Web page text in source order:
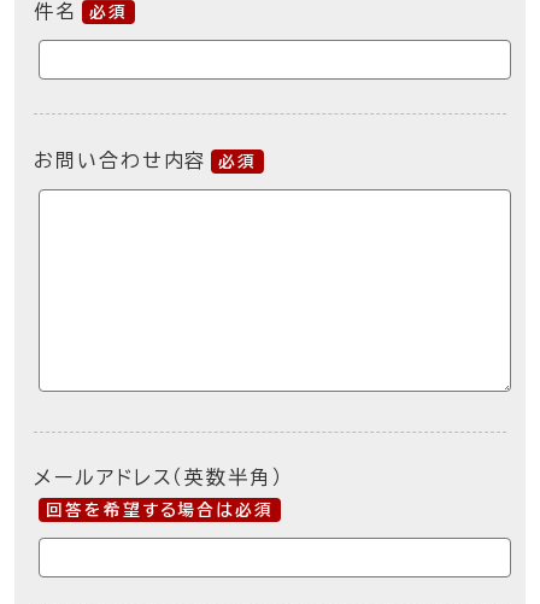
件名 必須
お問い合わせ内容 必須
メールアドレス（英数半角）
回答を希望する場合は必須